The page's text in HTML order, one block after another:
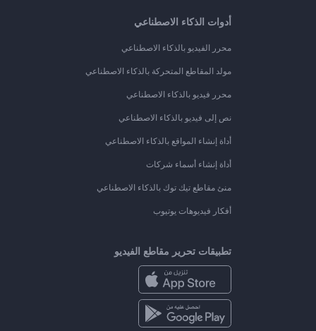
أدوات الذكاء الاصطناعي
محرر الفيديو بالذكاء الاصطناعي
مولد المقاطع المتحركة بالذكاء الاصطناعي
محرر فيديو بالذكاء الاصطناعي
نص إلى فيديو بالذكاء الاصطناعي
أداة إنشاء المواقع بالذكاء الاصطناعي
أداة إنشاء أسماء شركات
منئ مقاطع تيك توك بالذكاء الاصطناعي
أفكار فيديوهات يوتيوب
تطبيقات تحرير مقاطع الفيديو